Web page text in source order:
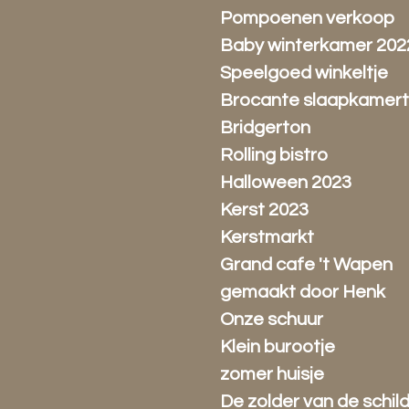
Pompoenen verkoop
Baby winterkamer
Speelgoed winkeltje
Brocante
Bridgerton
Rolling bistro
Halloween 2023
Kerst 2023
Kerstmarkt
Grand cafe 't Wapen
gemaakt door Henk
Onze schuur
Klein burootje
zomer huisje
De zolder van de